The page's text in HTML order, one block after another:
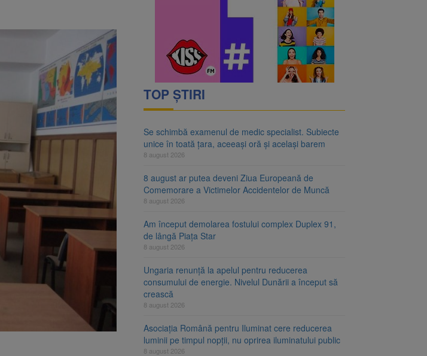
Subiecte unice în toată țara, aceeași oră și același barem
TOP ȘTIRI
Se schimbă examenul de medic specialist. Subiecte
unice în toată țara, aceeași oră și același barem
8 august 2026
8 august ar putea deveni Ziua Europeană de
Comemorare a Victimelor Accidentelor de Muncă
8 august 2026
Am început demolarea fostului complex Duplex 91,
de lângă Piața Star
8 august 2026
Ungaria renunță la apelul pentru reducerea
consumului de energie. Nivelul Dunării a început să
crească
8 august 2026
Asociația Română pentru Iluminat cere reducerea
luminii pe timpul nopții, nu oprirea iluminatului public
8 august 2026